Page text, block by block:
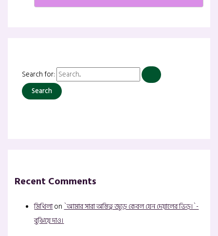
Search for:
Recent Comments
মিথিলাon`আমার সারা অস্তিত্ব জুড়ে কেবল যেন দেয়ালের ভিড়।`-
বুঝিয়ে দাও।